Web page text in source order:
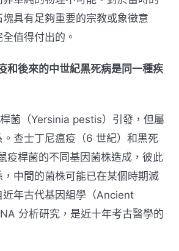
具有足夠重要的宗教或象徵意
值得付出的。
和後來的中世紀黑死病是同一種疾
菌（Yersinia pestis）引發，但屬
查士丁尼瘟疫（6 世紀）和黑死
疫桿菌的不同基因菌株造成，彼此
中間的菌株可能已在某個時期滅
近年古代基因組學（Ancient
分析研究，是近十年考古醫學的